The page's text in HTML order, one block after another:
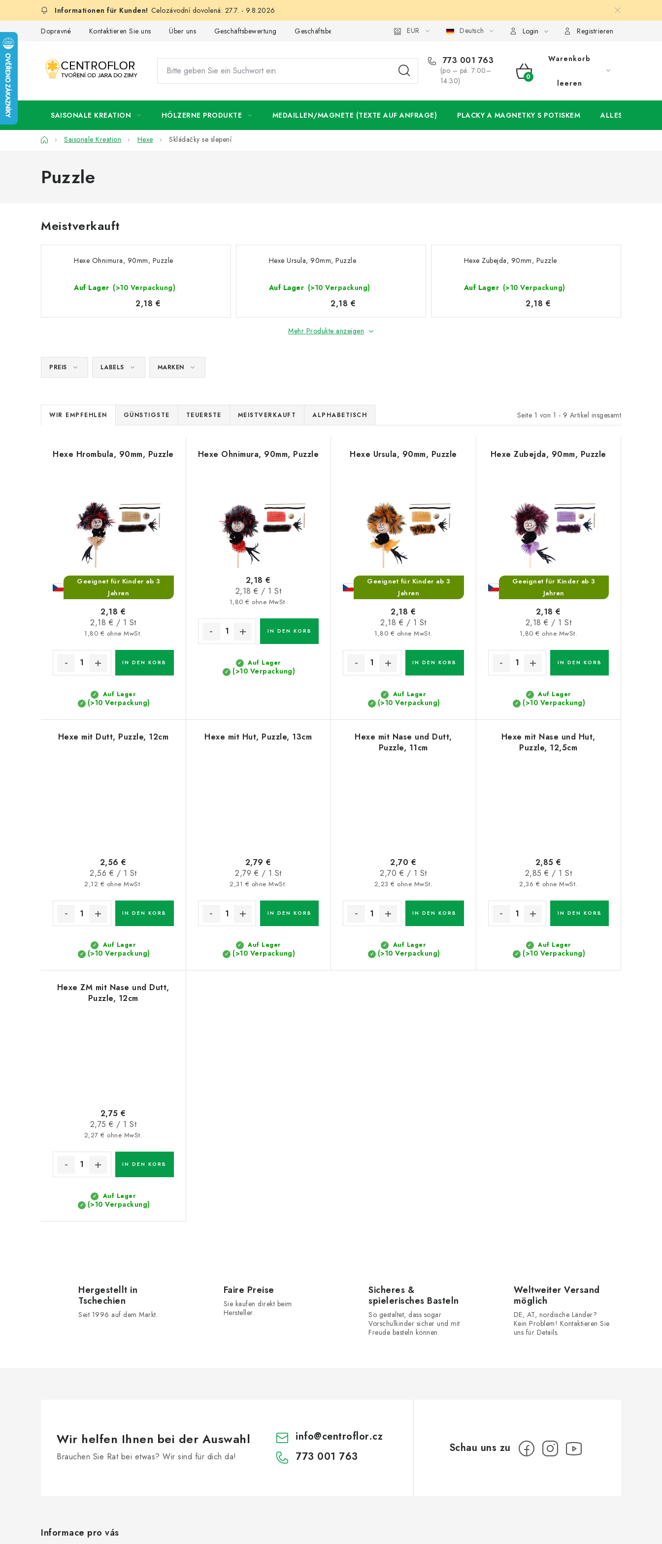
Celozávodní dovolená: 27.7. - 9.8.2026
Dopravné Kontaktieren Sie uns Über uns Geschäftsbewertung Geschäftsbedingungen Datenschutzerklärung Großhandel Meine Bestellung
EUR Deutsch Login Registrieren
773 001 763
(po – pá: 7:00–
14:30)
WARENKORB
Warenkorb
leeren
SAISONALE KREATION HÖLZERNE PRODUKTE MEDAILLEN/MAGNETE (TEXTE AUF ANFRAGE) PLACKY A MAGNETKY S POTISKEM ALLES FÜR DIE
StartseiteSaisonale Kreation Hexe Skládačky se slepení
Puzzle
Meistverkauft
Hexe Ohnimura, 90mm, Puzzle
Auf Lager (>10 Verpackung)
2,18 €
Hexe Ursula, 90mm, Puzzle
Auf Lager (>10 Verpackung)
2,18 €
Hexe Zubejda, 90mm, Puzzle
Auf Lager (>10 Verpackung)
2,18 €
Mehr Produkte anzeigen
PREIS LABELS MARKEN
Seite 1 von 1 - 9 Artikel insgesamt
P
r
WIR EMPFEHLEN GÜNSTIGSTE TEUERSTE MEISTVERKAUFT ALPHABETISCH
e
Hexe Hrombula, 90mm, Puzzle
Geeignet für Kinder ab 3
Jahren
Auf Lager
(>10 Verpackung)
1,80 € ohne MwSt.
2,18 €
Verkaufspreis:
2,18 € / 1 St
IN DEN KORB
Hexe Ohnimura, 90mm, Puzzle
Auf Lager
(>10 Verpackung)
1,80 € ohne MwSt.
2,18 €
Verkaufspreis:
2,18 € / 1 St
IN DEN KORB
Hexe Ursula, 90mm, Puzzle
Geeignet für Kinder ab 3
Jahren
Auf Lager
(>10 Verpackung)
1,80 € ohne MwSt.
2,18 €
Verkaufspreis:
2,18 € / 1 St
IN DEN KORB
Hexe Zubejda, 90mm, Puzzle
Geeignet für Kinder ab 3
Jahren
Auf Lager
(>10 Verpackung)
1,80 € ohne MwSt.
2,18 €
Verkaufspreis:
2,18 € / 1 St
IN DEN KORB
Hexe mit Dutt, Puzzle, 12cm
Auf Lager
(>10 Verpackung)
2,12 € ohne MwSt.
2,56 €
Verkaufspreis:
2,56 € / 1 St
IN DEN KORB
Hexe mit Hut, Puzzle, 13cm
Auf Lager
(>10 Verpackung)
2,31 € ohne MwSt.
2,79 €
Verkaufspreis:
2,79 € / 1 St
IN DEN KORB
Hexe mit Nase und Dutt,
Puzzle, 11cm
Auf Lager
(>10 Verpackung)
2,23 € ohne MwSt.
2,70 €
Verkaufspreis:
2,70 € / 1 St
IN DEN KORB
Hexe mit Nase und Hut,
Puzzle, 12,5cm
Auf Lager
(>10 Verpackung)
2,36 € ohne MwSt.
2,85 €
Verkaufspreis:
2,85 € / 1 St
IN DEN KORB
Hexe ZM mit Nase und Dutt,
Puzzle, 12cm
Auf Lager
(>10 Verpackung)
2,27 € ohne MwSt.
2,75 €
Verkaufspreis:
2,75 € / 1 St
IN DEN KORB
L
Hergestellt in
Tschechien
Seit 1996 auf dem Markt.
Faire Preise
Sie kaufen direkt beim
Hersteller.
Sicheres &
spielerisches Basteln
So gestaltet, dass sogar
Vorschulkinder sicher und mit
Freude basteln können.
Weltweiter Versand
möglich
DE, AT, nordische Länder?
Kein Problem! Kontaktieren Sie
uns für Details.
Wir helfen Ihnen bei der Auswahl
Brauchen Sie Rat bei etwas? Wir sind für dich da!
info@centroflor.cz
773 001 763
Informace pro vás